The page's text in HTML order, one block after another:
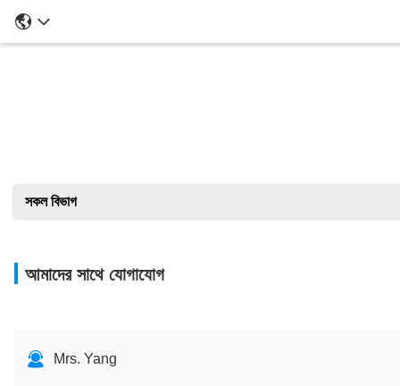
সকল বিভাগ
আমাদের সাথে যোগাযোগ
Mrs. Yang